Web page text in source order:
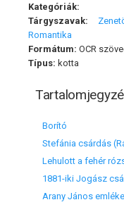
Kategóriák:
Tárgyszavak:
Romantika
Formátum: OCR
Típus: kotta
Borító
Stefánia csárdás
Lehulott a fehér
1881-iki Jogász